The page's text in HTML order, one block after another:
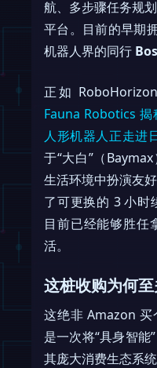
航、多步骤任务规
平台。目前的早期
机器人界的同行
正如
Fauna Robotics
人形机器人正走进
于“大白”（
生活环境中扮演友
了可更换的 3 小时
目前已经能够胜任
活。
这桩收购为何至
这绝非 Amazon 买
是一次将“具身智
其庞大消费生态系